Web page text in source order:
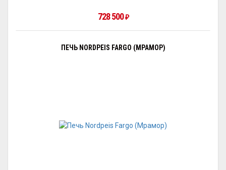
728 500 ₽
ПЕЧЬ NORDPEIS FARGO (МРАМОР)